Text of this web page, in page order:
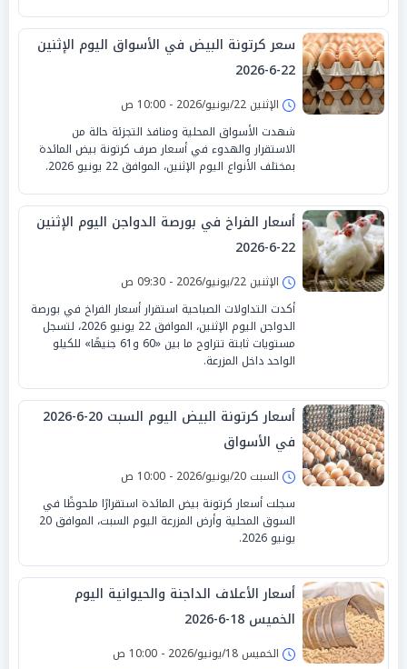
سعر كرتونة البيض في الأسواق اليوم الإثنين
22-6-2026
الإثنين 22/يونيو/2026 - 10:00 ص
شهدت الأسواق المحلية ومنافذ التجزئة حالة من
الاستقرار والهدوء في أسعار صرف كرتونة بيض المائدة
بمختلف الأنواع اليوم الإثنين، الموافق 22 يونيو 2026.
أسعار الفراخ في بورصة الدواجن اليوم الإثنين
22-6-2026
الإثنين 22/يونيو/2026 - 09:30 ص
أكدت التداولات الصباحية استقرار أسعار الفراخ في بورصة
الدواجن اليوم الإثنين، الموافق 22 يونيو 2026، لتسجل
مستويات ثابتة تتراوح ما بين «60 و61 جنيهًا» للكيلو
الواحد داخل المزرعة.
أسعار كرتونة البيض اليوم السبت 20-6-2026
في الأسواق
السبت 20/يونيو/2026 - 10:00 ص
سجلت أسعار كرتونة بيض المائدة استقرارًا ملحوظًا في
السوق المحلية وأرض المزرعة اليوم السبت، الموافق 20
يونيو 2026.
أسعار الأعلاف الداجنة والحيوانية اليوم
الخميس 18-6-2026
الخميس 18/يونيو/2026 - 10:00 ص